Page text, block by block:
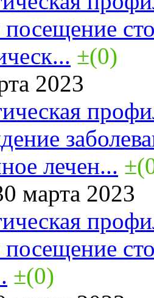
посещение
±(0)
2023
лечен...
марта 2023
±(0)